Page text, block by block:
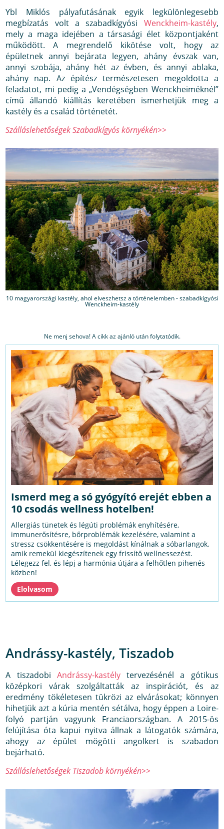
Ybl Miklós pályafutásának egyik legkülönlegesebb
megbízatás volt a szabadkígyósi Wenckheim-kastély,
mely a maga idejében a társasági élet központjaként
működött. A megrendelő kikötése volt, hogy az
épületnek annyi bejárata legyen, ahány évszak van,
annyi szobája, ahány hét az évben, és annyi ablaka,
ahány nap. Az építész természetesen megoldotta a
feladatot, mi pedig a „Vendégségben Wenckheiméknél”
című állandó kiállítás keretében ismerhetjük meg a
kastély és a család történetét.
Szálláslehetőségek Szabadkígyós környékén>>
10 magyarországi kastély, ahol elveszhetsz a történelemben - szabadkígyósi
Wenckheim-kastély
Ne menj sehova! A cikk az ajánló után folytatódik.
Ismerd meg a só gyógyító erejét ebben a
10 csodás wellness hotelben!
Allergiás tünetek és légúti problémák enyhítésére,
immunerősítésre, bőrproblémák kezelésére, valamint a
stressz csökkentésére is megoldást kínálnak a sóbarlangok,
amik remekül kiegészítenek egy frissítő wellnessezést.
Lélegezz fel, és lépj a harmónia útjára a felhőtlen pihenés
közben!
Andrássy-kastély, Tiszadob
A tiszadobi Andrássy-kastélytervezésénél a gótikus
középkori várak szolgáltatták az inspirációt, és az
eredmény tökéletesen tükrözi az elvárásokat; könnyen
hihetjük azt a kúria mentén sétálva, hogy éppen a Loire-
folyó partján vagyunk Franciaországban. A 2015-ös
felújítása óta kapui nyitva állnak a látogatók számára,
ahogy az épület mögötti angolkert is szabadon
bejárható.
Szálláslehetőségek Tiszadob környékén>>